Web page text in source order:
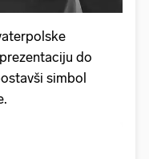
do
simbol